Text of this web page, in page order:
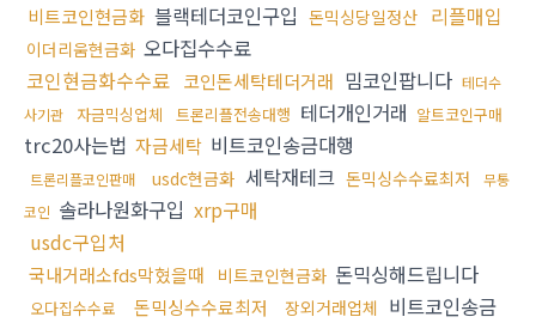
비트코인현금화 블랙테더코인구입 돈믹싱당일정산 리플매입
이더리움현금화 오다집수수료
코인현금화수수료 코인돈세탁테더거래 밈코인팝니다 테더수
사기관
자금믹싱업체 트론리플전송대행 테더개인거래 알트코인구매
trc20사는법 자금세탁 비트코인송금대행
트론리플코인판매 usdc현금화 세탁재테크 돈믹싱수수료최저
무통
코인 솔라나원화구입 xrp구매
usdc구입처
국내거래소fds막혔을때 비트코인현금화 돈믹싱해드립니다
오다집수수료 돈믹싱수수료최저 장외거래업체 비트코인송금